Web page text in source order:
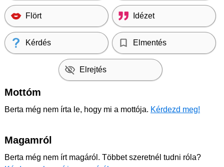
Flört Idézet
Kérdés Elmentés
Elrejtés
Mottóm
Berta még nem írta le, hogy mi a mottója. Kérdezd meg!
Magamról
Berta még nem írt magáról. Többet szeretnél tudni róla?